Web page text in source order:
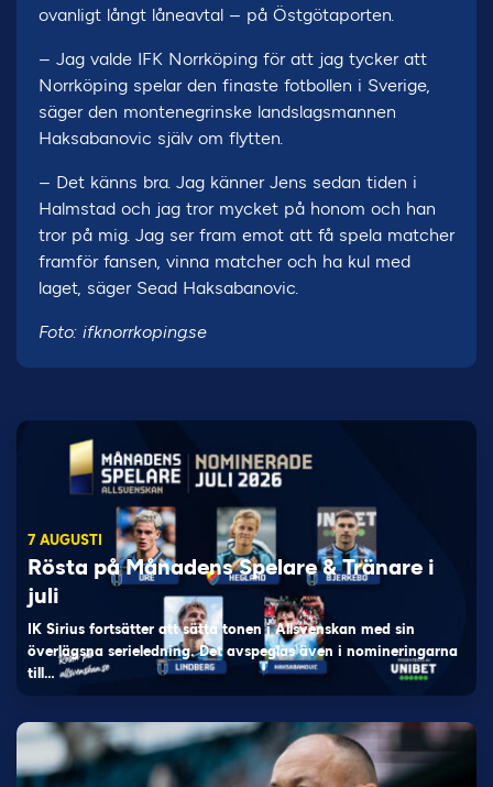
ovanligt långt låneavtal – på Östgötaporten.
– Jag valde IFK Norrköping för att jag tycker att
Norrköping spelar den finaste fotbollen i Sverige,
säger den montenegrinske landslagsmannen
Haksabanovic själv om flytten.
– Det känns bra. Jag känner Jens sedan tiden i
Halmstad och jag tror mycket på honom och han
tror på mig. Jag ser fram emot att få spela matcher
framför fansen, vinna matcher och ha kul med
laget, säger Sead Haksabanovic.
Foto: ifknorrkoping.se
7 AUGUSTI
Rösta på Månadens Spelare & Tränare i
juli
IK Sirius fortsätter att sätta tonen i Allsvenskan med sin
överlägsna serieledning. Det avspeglas även i nomineringarna
till…